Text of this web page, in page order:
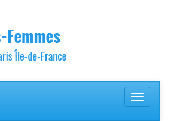
Toggle